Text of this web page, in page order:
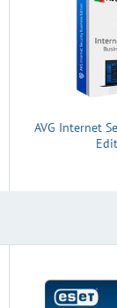
AVG Internet